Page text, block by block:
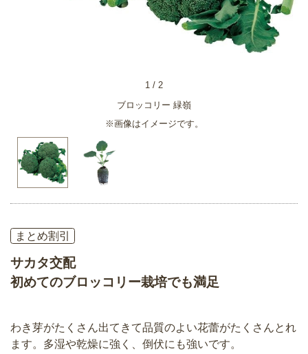
ブロッコリー 緑嶺
※画像はイメージです。
1 / 2
まとめ割引
サカタ交配
初めてのブロッコリー栽培でも満足
わき芽がたくさん出てきて品質のよい花蕾がたくさんとれ
ます。多湿や乾燥に強く、倒伏にも強いです。